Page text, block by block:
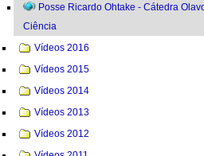
Posse Ricardo Ohtake - Cátedra
Ciência
Vídeos 2016
Vídeos 2015
Vídeos 2014
Vídeos 2013
Vídeos 2012